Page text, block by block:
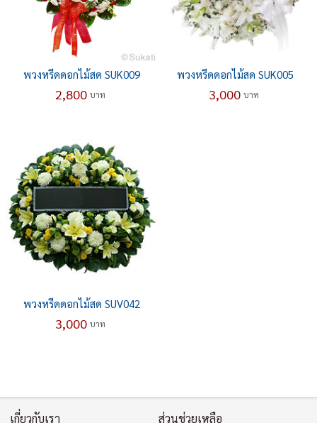
พวงหรีดดอกไม้สด SUK009
2,800 บาท
พวงหรีดดอกไม้สด SUK005
3,000 บาท
พวงหรีดดอกไม้สด SUV042
3,000 บาท
เกี่ยวกับเรา ส่วนช่วยเหลือ